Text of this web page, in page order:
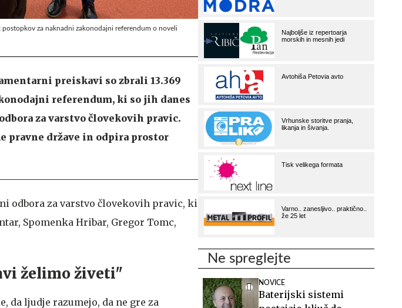
za naknadni zakonodajni referendum o noveli
preiskavi so zbrali 13.369
referendum, ki so jih danes
za varstvo človekovih pravic.
pravne države in odpira prostor
odbora za varstvo človekovih pravic, ki
Spomenka Hribar, Gregor Tomc,
želimo živeti"
da ljudje razumejo, da ne gre za
Ne spreglejte
NOVICE
Baterijski sistemi